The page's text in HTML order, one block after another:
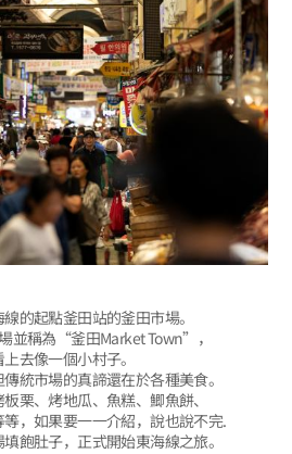
的起點釜田站的釜田市場。
並稱為“釜田Market Town”，
去像一個小村子。
統市場的真諦還在於各種美食。
栗、烤地瓜、魚糕、鯽魚餅、
，如果要一一介紹，說也說不完.
飽肚子，正式開始東海線之旅。